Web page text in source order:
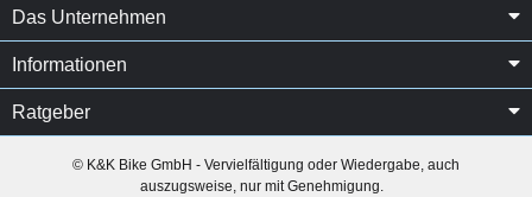
Das Unternehmen
Informationen
Ratgeber
© K&K Bike GmbH - Vervielfältigung oder Wiedergabe, auch
auszugsweise, nur mit Genehmigung.